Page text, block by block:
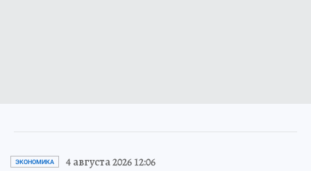
ЭКОНОМИКА 4 августа 2026 12:06